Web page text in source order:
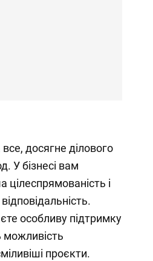
досягне ділового
У бізнесі вам
і
особливу підтримку
проєкти.